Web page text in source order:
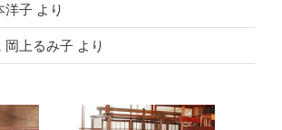
洋子 より
岡上るみ子 より